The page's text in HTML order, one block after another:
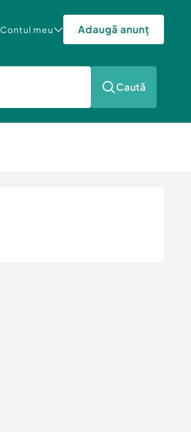
Contul meu Adaugă anunț
Caută